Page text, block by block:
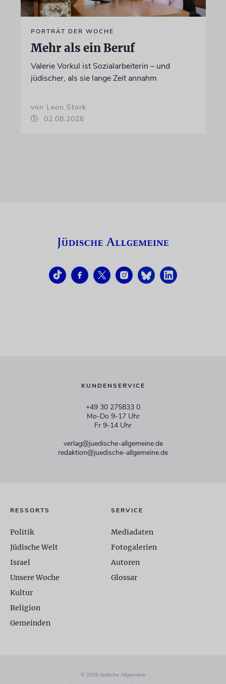
PORTRÄT DER WOCHE
Mehr als ein Beruf
Valerie Vorkul ist Sozialarbeiterin – und
jüdischer, als sie lange Zeit annahm
von Leon Stork
02.08.2026
KUNDENSERVICE
+49 30 275833 0
Mo-Do 9-17 Uhr
Fr 9-14 Uhr
verlag@juedische-allgemeine.de
redaktion@juedische-allgemeine.de
RESSORTS
Politik
Jüdische Welt
Israel
Unsere Woche
Kultur
Religion
Gemeinden
SERVICE
Mediadaten
Fotogalerien
Autoren
Glossar
© 2026 Jüdische Allgemeine